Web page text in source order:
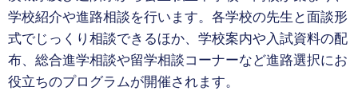
学校紹介や進路相談を行います。 各学校の先生と面談形
式でじっくり相談できるほか、学校案内や入試資料の配
布、総合進学相談や留学相談コーナーなど進路選択にお
役立ちのプログラムが開催されます。